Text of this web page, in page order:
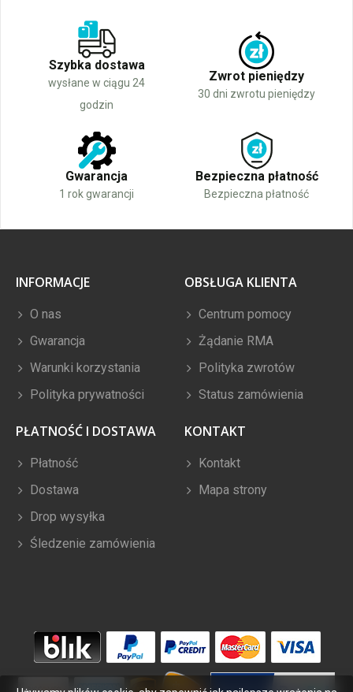
Szybka dostawa
wysłane w ciągu 24
godzin
Zwrot pieniędzy
30 dni zwrotu pieniędzy
Gwarancja
1 rok gwarancji
Bezpieczna płatność
Bezpieczna płatność
INFORMACJE
O nas
Gwarancja
Warunki korzystania
Polityka prywatności
OBSŁUGA KLIENTA
Centrum pomocy
Żądanie RMA
Polityka zwrotów
Status zamówienia
PŁATNOŚĆ I DOSTAWA
Płatność
Dostawa
Drop wysyłka
Śledzenie zamówienia
KONTAKT
Kontakt
Mapa strony